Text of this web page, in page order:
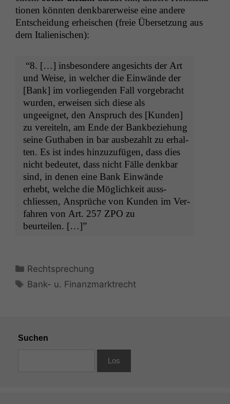
tio­nen kön­nten denkbar­erweise eine andere
Entschei­dung erheis­chen (freie Über­set­zung aus
dem Italienischen):
“8. […] ins­beson­dere angesichts der Art
und Weise, in welch­er die Ein­wände der
[Bank] im vor­liegen­den Fall vorge­bracht
wur­den, erweisen sich diese als
ungeeignet, den Anspruch des [Kun­den]
zu vere­it­eln, am Ende der Bankbeziehung
seine Guthaben in bar aus­bezahlt zu erhal­
ten. Es ist indes hinzuzufü­gen, dass dies
nicht bedeutet, dass nicht Fälle denkbar
sind, in denen eine Bank Ein­wände
erhebt, welche die Möglichkeit auss­
chliessen, Ansprüche von Kun­den im Ver­
fahren von Art. 257 ZPO zu
beurteilen. […]”
Kategorien
Rechtsprechung
Schlagwörter
Bank- u. Finanzmarktrecht
Suchen